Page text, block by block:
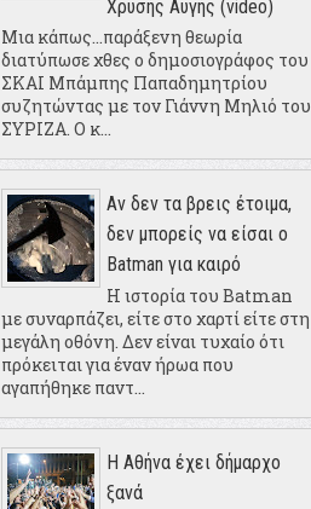
Χρυσής Αυγής (video)
Μια κάπως...παράξενη θεωρία
διατύπωσε χθες ο δημοσιογράφος του
ΣΚΑΙ Μπάμπης Παπαδημητρίου
συζητώντας με τον Γιάννη Μηλιό του
ΣΥΡΙΖΑ. Ο κ...
Αν δεν τα βρεις έτοιμα,
δεν μπορείς να είσαι ο
Batman για καιρό
Η ιστορία του Batman
με συναρπάζει, είτε στο χαρτί είτε στη
μεγάλη οθόνη. Δεν είναι τυχαίο ότι
πρόκειται για έναν ήρωα που
αγαπήθηκε παντ...
Η Αθήνα έχει δήμαρχο
ξανά